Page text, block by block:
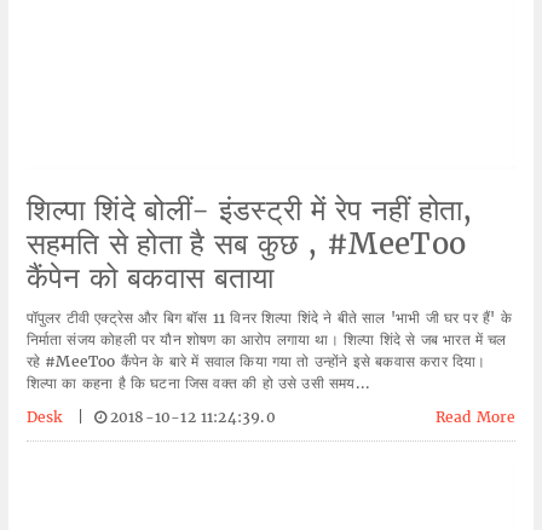
शिल्पा शिंदे बोलीं- इंडस्ट्री में रेप नहीं होता,
सहमति से होता है सब कुछ , #MeeToo
कैंपेन को बकवास बताया
पॉपुलर टीवी एक्ट्रेस और बिग बॉस 11 विनर शिल्पा शिंदे ने बीते साल 'भाभी जी घर पर हैं' के
निर्माता संजय कोहली पर यौन शोषण का आरोप लगाया था। शिल्पा शिंदे से जब भारत में चल
रहे #MeeToo कैंपेन के बारे में सवाल किया गया तो उन्होंने इसे बकवास करार दिया।
शिल्पा का कहना है कि घटना जिस वक्त की हो उसे उसी समय...
Desk
2018-10-12 11:24:39.0 Read More